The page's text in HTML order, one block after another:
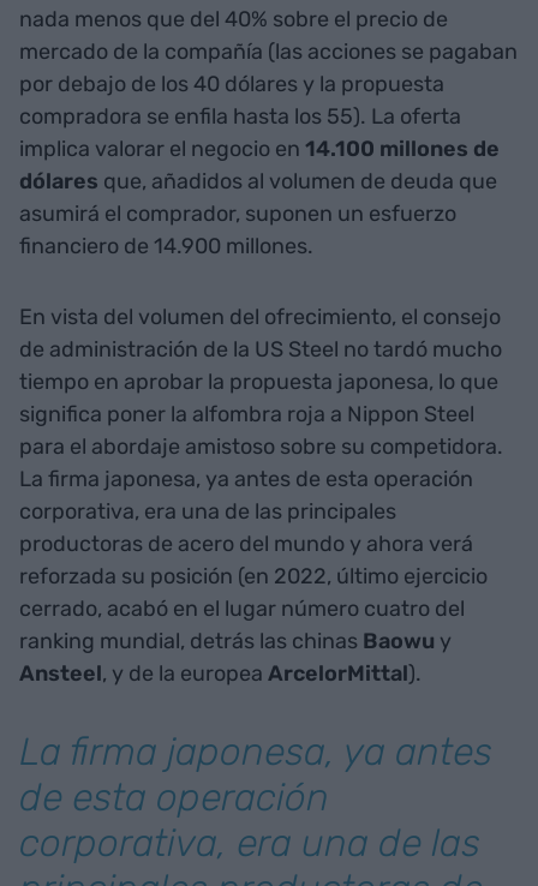
nada menos que del 40% sobre el precio de
mercado de la compañía (las acciones se pagaban
por debajo de los 40 dólares y la propuesta
compradora se enfila hasta los 55). La oferta
implica valorar el negocio en 14.100 millones de
dólares que, añadidos al volumen de deuda que
asumirá el comprador, suponen un esfuerzo
financiero de 14.900 millones.
En vista del volumen del ofrecimiento, el consejo
de administración de la US Steel no tardó mucho
tiempo en aprobar la propuesta japonesa, lo que
significa poner la alfombra roja a Nippon Steel
para el abordaje amistoso sobre su competidora.
La firma japonesa, ya antes de esta operación
corporativa, era una de las principales
productoras de acero del mundo y ahora verá
reforzada su posición (en 2022, último ejercicio
cerrado, acabó en el lugar número cuatro del
ranking mundial, detrás las chinas Baowu y
Ansteel, y de la europea ArcelorMittal).
La firma japonesa, ya antes
de esta operación
corporativa, era una de las